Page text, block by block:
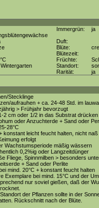
Immergrün:
ja
Duft:
Blüte:
Blütezeit:
Früchte:
Standort:
Rarität: ja
Stecklinge
aufrauhen + ca. 24-48 Std. im
> Frühjahr bevorzugt
2 cm oder 1/2 in das Substrat
oder Anzuchterde + Sand oder
28°C
konstant leicht feucht halten, nicht naß
erfolgt
Wachstumsperiode mäßig wässern
0,2%ig oder Langzeitdünger
Fliege, Spinnmilben > besonders
+ Sand oder Perlite
mind. 20°C + konstant feucht halten
Exemplare bei mind. 15°C und der
nur soviel gießen, daß der
der Pflanzen sollte in der
Rückschnitt nach der Blüte.